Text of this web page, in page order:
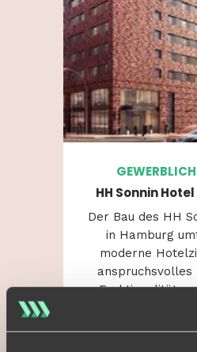
HH Sonnin
Der Bau des HH
in Hamburg
moderne
anspruchsvolles
Funktionalität